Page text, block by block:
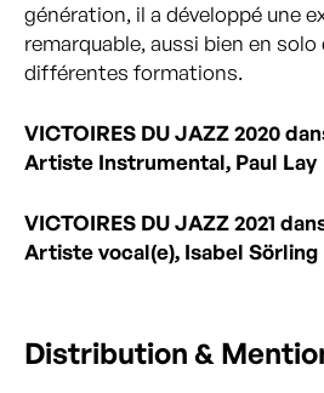
génération, il a développé une
remarquable, aussi bien en solo
différentes formations.
VICTOIRES DU JAZZ 2020
Artiste Instrumental, Paul Lay
VICTOIRES DU JAZZ 2021
Artiste vocal(e), Isabel Sörling
Distribution &